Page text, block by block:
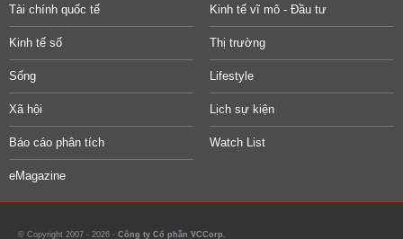
Tài chính quốc tế Kinh tế vĩ mô - Đầu tư
Kinh tế số Thị trường
Sống Lifestyle
Xã hội Lịch sự kiện
Báo cáo phân tích Watch List
eMagazine
© Copyright 2007 - 2026 - Công ty Cổ phần VCCorp.